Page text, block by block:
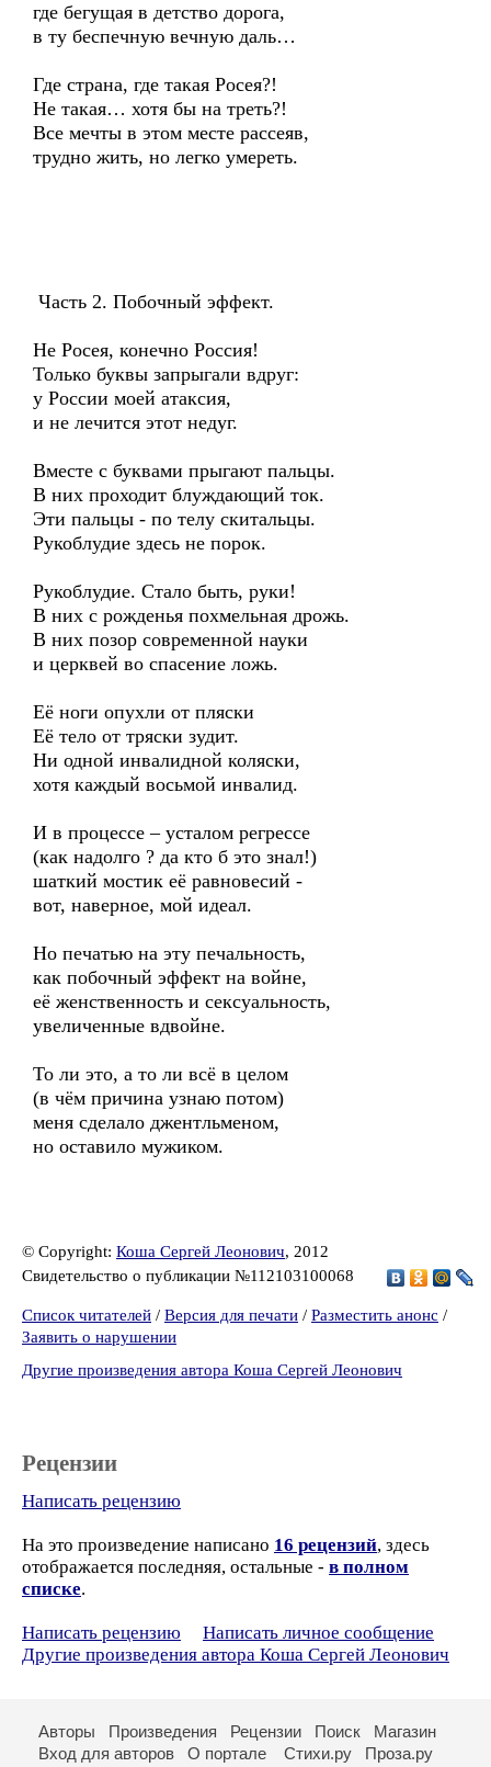
где бегущая в детство дорога,
в ту беспечную вечную даль…
Где страна, где такая Росея?!
Не такая… хотя бы на треть?!
Все мечты в этом месте рассеяв,
трудно жить, но легко умереть.
Часть 2. Побочный эффект.
Не Росея, конечно Россия!
Только буквы запрыгали вдруг:
у России моей атаксия,
и не лечится этот недуг.
Вместе с буквами прыгают пальцы.
В них проходит блуждающий ток.
Эти пальцы - по телу скитальцы.
Рукоблудие здесь не порок.
Рукоблудие. Стало быть, руки!
В них с рожденья похмельная дрожь.
В них позор современной науки
и церквей во спасение ложь.
Её ноги опухли от пляски
Её тело от тряски зудит.
Ни одной инвалидной коляски,
хотя каждый восьмой инвалид.
И в процессе – усталом регрессе
(как надолго ? да кто б это знал!)
шаткий мостик её равновесий -
вот, наверное, мой идеал.
Но печатью на эту печальность,
как побочный эффект на войне,
её женственность и сексуальность,
увеличенные вдвойне.
То ли это, а то ли всё в целом
(в чём причина узнаю потом)
меня сделало джентльменом,
но оставило мужиком.
© Copyright: Коша Сергей Леонович, 2012
Свидетельство о публикации №112103100068
Список читателей / Версия для печати / Разместить анонс /
Заявить о нарушении
Другие произведения автора Коша Сергей Леонович
Рецензии
Написать рецензию
На это произведение написано 16 рецензий, здесь
отображается последняя, остальные - в полном
списке.
Написать рецензию
Написать личное сообщение
Другие произведения автора Коша Сергей Леонович
Авторы Произведения Рецензии Поиск
Магазин
Вход для авторов
О портале Стихи.ру Проза.ру